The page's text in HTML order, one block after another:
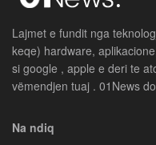
Lajmet e fundit nga
keqe) hardware,
si google , apple e deri te
vëmendjen tuaj . 01News
Na ndiq